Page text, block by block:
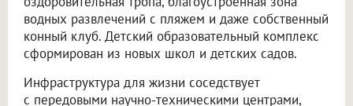
водных развлечений с пляжем и даже собственный
конный клуб. Детский образовательный комплекс
сформирован из новых школ и детских садов.
Инфраструктура для жизни соседствует
с передовыми научно-техническими центрами,